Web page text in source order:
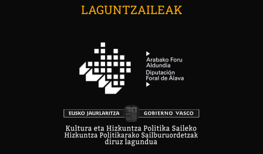
LAGUNTZAILEAK